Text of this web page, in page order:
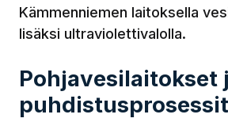
Kämmenniemen laitoksella
lisäksi ultraviolettivalolla.
Pohjavesilaitokset
puhdistusprosessit